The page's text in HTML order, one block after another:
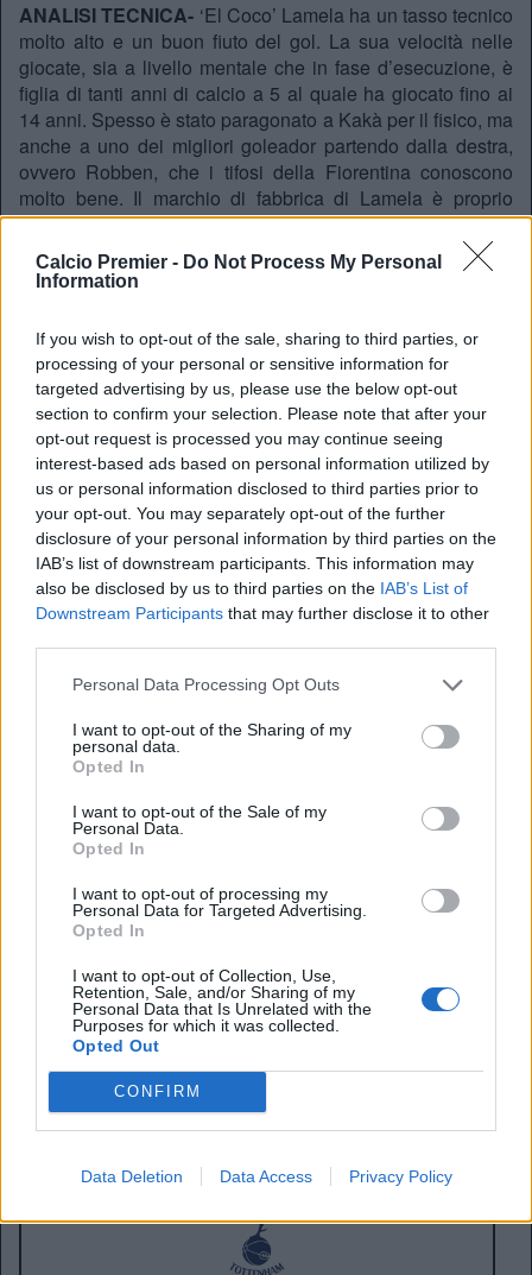
Calcio Premier - Do Not Process My Personal
Information
If you wish to opt-out of the sale, sharing to third parties, or
processing of your personal or sensitive information for
targeted advertising by us, please use the below opt-out
section to confirm your selection. Please note that after your
opt-out request is processed you may continue seeing
interest-based ads based on personal information utilized by
us or personal information disclosed to third parties prior to
your opt-out. You may separately opt-out of the further
disclosure of your personal information by third parties on the
IAB’s list of downstream participants. This information may
also be disclosed by us to third parties on the IAB’s List of
Downstream Participants that may further disclose it to other
Personal Data Processing Opt Outs
I want to opt-out of the Sharing of my
personal data.
Opted In
I want to opt-out of the Sale of my
Personal Data.
Opted In
I want to opt-out of processing my
Personal Data for Targeted Advertising.
Opted In
I want to opt-out of Collection, Use,
Retention, Sale, and/or Sharing of my
Personal Data that Is Unrelated with the
Purposes for which it was collected.
Opted Out
CONFIRM
Data Deletion Data Access Privacy Policy
ANALISI TECNICA- ‘El Coco’ Lamela ha un tasso tecnico
molto alto e un buon fiuto del gol. La sua velocità nelle
giocate, sia a livello mentale che in fase d’esecuzione, è
figlia di tanti anni di calcio a 5 al quale ha giocato fino ai
14 anni. Spesso è stato paragonato a Kakà per il fisico, ma
anche a uno dei migliori goleador partendo dalla destra,
ovvero Robben, che i tifosi della Fiorentina conoscono
molto bene. Il marchio di fabbrica di Lamela è proprio
convergere al centro partendo dalla destra cercando un
pertugio per far partire il suo sinistro potente e preciso, la
maggior parte delle volte indirizzato sul palo lontano.
League contro il Monaco dove ha segnato una tripletta,
quando Erik è in giornata è veramente difficile fermarlo.
Nella sua giovane carriera ha fatto già brillare gli occhi a
molti appassionati di calcio grazie a colpi da maestro e
numeri d’alta scuola, ma una grave pecca è quella di non
aver trovato la giusta continuità. Ecco che proprio su
questo punto la manovra difensiva di Paulo Sousa dovrà
stare attenta; il tecnico portoghese dovrà essere molto
bravo a costruire intorno a lui una gabbia che non gli
permetterà di esprimere il suo talento, ma in particolar
modo non riuscirà ad accendere quella scintilla che
spesso e volentieri dà il via ad una prestazione
incantevole.
LAMELA vs FIORENTINA-Prima di approdare al
Tottenham nel 2013, Lamela ha disputato due stagioni con
la maglia della Roma. La sua prima partita contro i viola fu
il 4 dicembre 2011 all’Artemio Franchi e giocò l’intero
mese dopo però Lamela si prese la sua rivincita, l’11
gennaio 2012 nell’incontro valevole per gli ottavi di coppa
Italia ed eliminò 3-0 la Fiorentina. Nella seconda stagione
in giallorosso incontrò 3 volte la Fiorentina, ma giocò solo
ALESSANDRO BARBATI